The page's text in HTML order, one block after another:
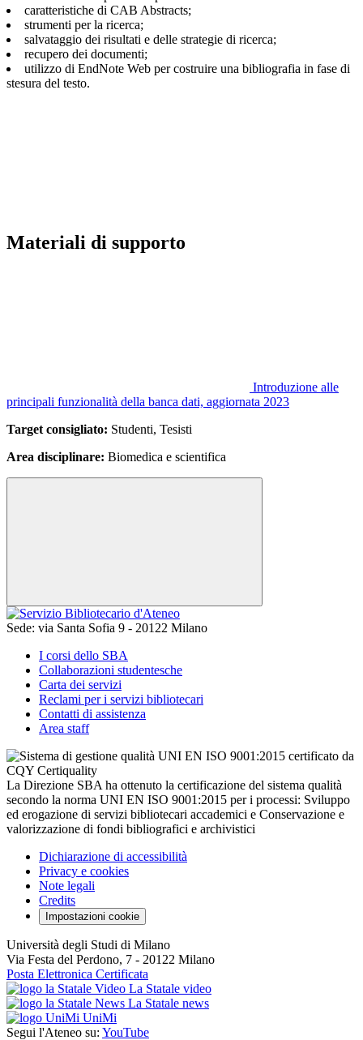
caratteristiche di CAB Abstracts;
strumenti per la ricerca;
salvataggio dei risultati e delle strategie di ricerca;
recupero dei documenti;
utilizzo di EndNote Web per costruire una bibliografia in fase di
stesura del testo.
Materiali di supporto
Introduzione alle
principali funzionalità della banca dati, aggiornata 2023
Target consigliato: Studenti, Tesisti
Area disciplinare: Biomedica e scientifica
Sede: via Santa Sofia 9 - 20122 Milano
I corsi dello SBA
Collaborazioni studentesche
Carta dei servizi
Reclami per i servizi bibliotecari
Contatti di assistenza
Area staff
La Direzione SBA ha ottenuto la certificazione del sistema qualità
secondo la norma UNI EN ISO 9001:2015 per i processi: Sviluppo
ed erogazione di servizi bibliotecari accademici e Conservazione e
valorizzazione di fondi bibliografici e archivistici
Dichiarazione di accessibilità
Privacy e cookies
Note legali
Credits
Impostazioni cookie
Università degli Studi di Milano
Via Festa del Perdono, 7 - 20122 Milano
Posta Elettronica Certificata
La Statale video
La Statale news
UniMi
Segui l'Ateneo su: YouTube